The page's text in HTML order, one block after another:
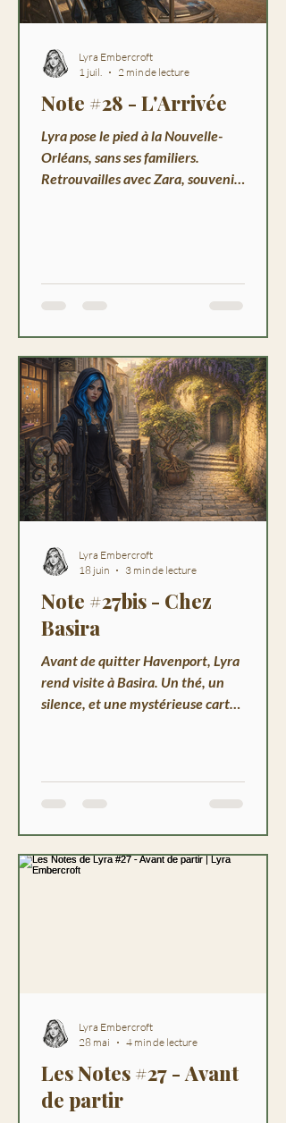
Note #28 - L'Arrivée
Lyra pose le pied à la Nouvelle-
Orléans, sans ses familiers.
Retrouvailles avec Zara, souvenir
Lyra Embercroft
1 juil.
2 min de lecture
Note #27bis - Chez
Basira
Avant de quitter Havenport, Lyra
rend visite à Basira. Un thé, un
silence, et une mystérieuse carte
Lyra Embercroft
18 juin
3 min de lecture
Les Notes #27 - Avant
de partir
Lyra Embercroft
28 mai
4 min de lecture